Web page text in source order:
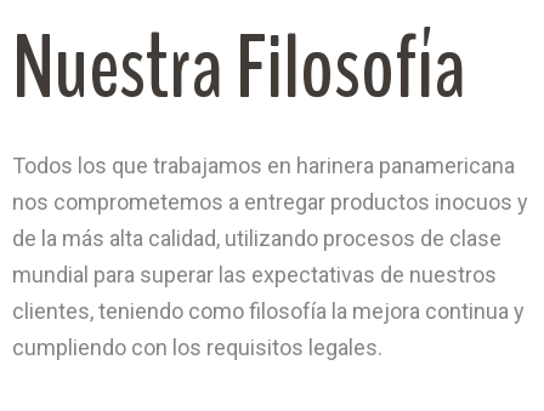
Nuestra Filosofía
Todos los que trabajamos en harinera panamericana
nos comprometemos a entregar productos inocuos y
de la más alta calidad, utilizando procesos de clase
mundial para superar las expectativas de nuestros
clientes, teniendo como filosofía la mejora continua y
cumpliendo con los requisitos legales.